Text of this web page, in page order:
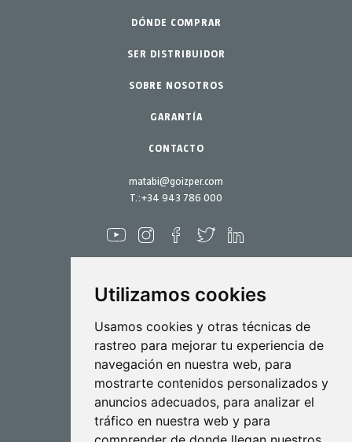
Utilizamos cookies
Usamos cookies y otras técnicas de
rastreo para mejorar tu experiencia de
navegación en nuestra web, para
mostrarte contenidos personalizados y
anuncios adecuados, para analizar el
tráfico en nuestra web y para
matabi@goizper.com
T.:+34 943 786 000
Pulverización
Biotecnología
Industrial
Huerto urbano-GreenCity
Jardinería profesional
Jardín-Hogar
Pulverizadores
Accesorios
Repuestos
Kits mantenimiento
DÓNDE COMPRAR
SER DISTRIBUIDOR
SOBRE NOSOTROS
GARANTÍA
CONTACTO
Antigua, 4